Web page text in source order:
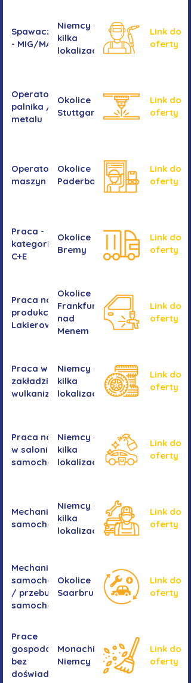
Spawacz/spawaczka
- MIG/MAG/TIG
Niemcy -
kilka
lokalizacji
Link do
oferty
Operator/operatorka
palnika / Cięcie
metalu
Okolice
Stuttgartu
Link do
oferty
Operator/operatorka
maszyn CNC
Okolice
Paderborn
Link do
oferty
Praca -
kategoria
C+E
Okolice
Bremy
Link do
oferty
Praca na
produkcji -
Lakierowanie
Okolice
Frankfurtu
nad
Menem
Link do
oferty
Praca w
zakładzie
wulkanizacyjnym
Niemcy -
kilka
lokalizacji
Link do
oferty
Praca na myjni
w salonie
samochodowym
Niemcy -
kilka
lokalizacji
Link do
oferty
Mechanika
samochodowa
Niemcy -
kilka
lokalizacji
Link do
oferty
Mechanika
samochodowa
/ przebudowa
samochodów
Okolice
Saarbrucken
Link do
oferty
Prace
gospodarcze -
bez
doświadczenia
Monachium,
Niemcy
Link do
oferty